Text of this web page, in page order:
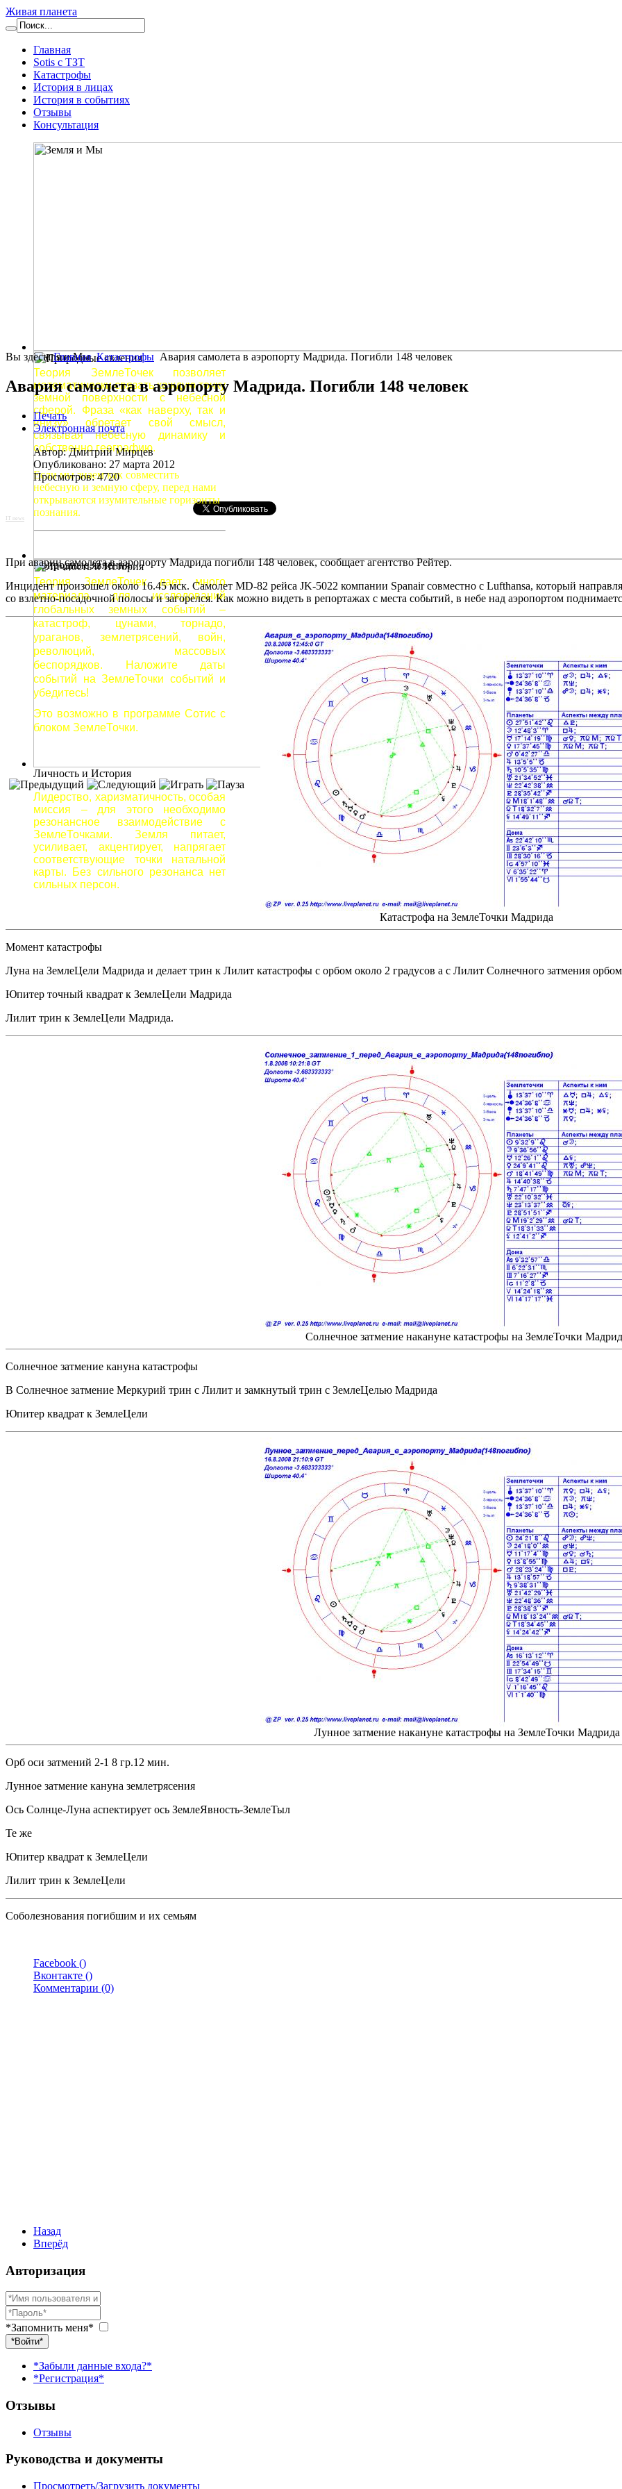
Живая планета
Главная
Sotis с ТЗТ
Катастрофы
История в лицах
История в событиях
Отзывы
Консультация
Земля и Мы
Теория ЗемлеТочек позволяет
математически связать каждую точку
земной поверхности с небесной
сферой. Фраза «как наверху, так и
внизу» обретает свой смысл,
связывая небесную динамику и
собственно географию.
Если мы знаем как совместить
небесную и земную сферу, перед нами
открываются изумительные горизонты
познания.
Природные явления
Теория ЗемлеТочек дает много
материала для исследований
глобальных земных событий –
катастроф, цунами, торнадо,
ураганов, землетрясений, войн,
революций, массовых
беспорядков. Наложите даты
событий на ЗемлеТочки событий и
убедитесь!
Это возможно в программе Сотис с
блоком ЗемлеТочки.
Личность и История
Лидерство, харизматичность, особая
миссия – для этого необходимо
резонансное взаимодействие с
ЗемлеТочками. Земля питает,
усиливает, акцентирует, напрягает
соответствующие точки натальной
карты. Без сильного резонанса нет
сильных персон.
Вы здесь:Главная Катастрофы Авария самолета в аэропорту Мадрида. Погибли 148 человек
Авария самолета в аэропорту Мадрида. Погибли 148 человек
Печать
Электронная почта
Автор: Дмитрий Мирцев
Опубликовано: 27 марта 2012
Просмотров: 4720
IT news
При аварии самолета в аэропорту Мадрида погибли 148 человек, сообщает агентство Рейтер.
Инцидент произошел около 16.45 мск. Самолет MD-82 рейса JK-5022 компании Spanair совместно с Lufthansa, который
со взлетно-посадочной полосы и загорелся. Как можно видеть в репортажах с места событий, в небе над аэропортом
Катастрофа на ЗемлеТочки Мадрида
Момент катастрофы
Луна на ЗемлеЦели Мадрида и делает трин к Лилит катастрофы с орбом около 2 градусов а с Лилит Солнечного затмения
Юпитер точный квадрат к ЗемлеЦели Мадрида
Лилит трин к ЗемлеЦели Мадрида.
Солнечное затмение накануне катастрофы на ЗемлеТочки
Солнечное затмение кануна катастрофы
В Солнечное затмение Меркурий трин с Лилит и замкнутый трин с ЗемлеЦелью Мадрида
Юпитер квадрат к ЗемлеЦели
Лунное затмение накануне катастрофы на ЗемлеТочки Мадрида
Орб оси затмений 2-1 8 гр.12 мин.
Лунное затмение кануна землетрясения
Ось Солнце-Луна аспектирует ось ЗемлеЯвность-ЗемлеТыл
Те же
Юпитер квадрат к ЗемлеЦели
Лилит трин к ЗемлеЦели
Соболезнования погибшим и их семьям
Facebook ()
Вконтакте ()
Комментарии (0)
Назад
Вперёд
Авторизация
*Запомнить меня*
*Войти*
*Забыли данные входа?*
*Регистрация*
Отзывы
Отзывы
Руководства и документы
Просмотреть/Загрузить документы